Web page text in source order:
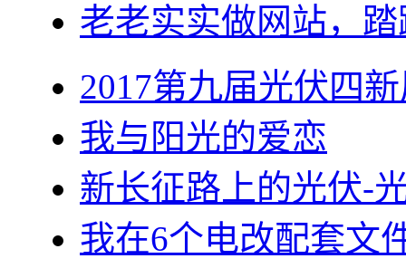
老老实实做网站，
2017第九届光伏四
我与阳光的爱恋
新长征路上的光伏-
我在6个电改配套文